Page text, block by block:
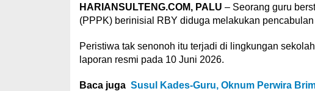
HARIANSULTENG.COM, PALU – Seorang guru
(PPPK) berinisial RBY diduga melakukan
Peristiwa tak senonoh itu terjadi di lingkungan
laporan resmi pada 10 Juni 2026.
Baca juga Susul Kades-Guru, Oknum Perwira